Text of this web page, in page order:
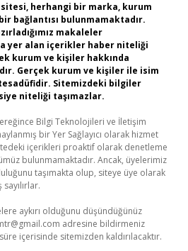
herhangi bir marka, kurum
bağlantısı bulunmamaktadır.
makaleler
yer alan içerikler haber niteliği
kurum ve kişiler hakkında
Gerçek kurum ve kişiler ile isim
Sitemizdeki bilgiler
niteliği taşımazlar.
Bilgi Teknolojileri ve İletişim
bir Yer Sağlayıcı olarak hizmet
içerikleri proaktif olarak denetleme
bulunmamaktadır. Ancak, üyelerimiz
taşımakta olup, siteye üye olarak
aykırı olduğunu düşündüğünüz
adresine bildirmeniz
içerisinde sitemizden kaldırılacaktır.